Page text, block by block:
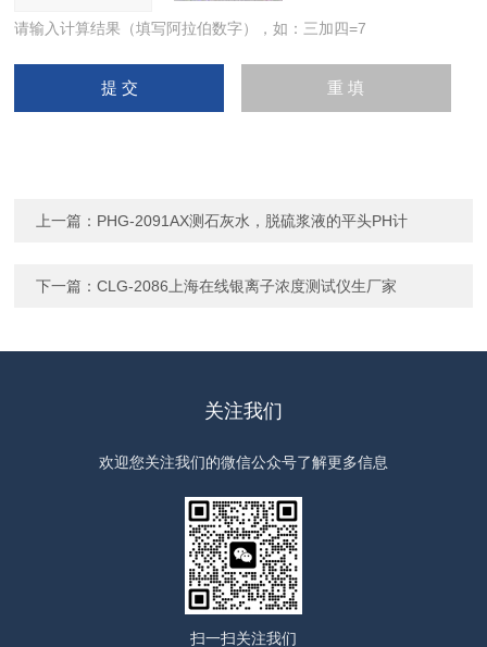
请输入计算结果（填写阿拉伯数字），如：三加四=7
上一篇： PHG-2091AX测石灰水，脱硫浆液的平头PH计
下一篇：CLG-2086上海在线银离子浓度测试仪生厂家
关注我们
欢迎您关注我们的微信公众号了解更多信息
扫一扫关注我们